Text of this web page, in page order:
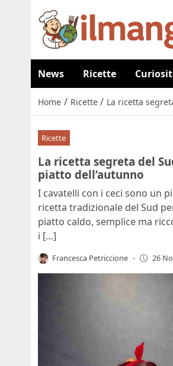
News Ricette
Home / Ricette / La ricetta
Ricette
La ricetta segreta del
piatto dell’autunno
I cavatelli con i ceci sono un
ricetta tradizionale del Sud
piatto caldo, semplice ma
i […]
Francesca Petriccione - 26